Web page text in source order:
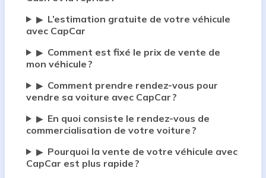
▶ L’estimation gratuite de votre véhicule
avec CapCar
▶ Comment est fixé le prix de vente de
mon véhicule ?
▶ Comment prendre rendez-vous pour
vendre sa voiture avec CapCar ?
▶ En quoi consiste le rendez-vous de
commercialisation de votre voiture ?
▶ Pourquoi la vente de votre véhicule avec
CapCar est plus rapide ?